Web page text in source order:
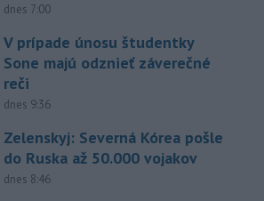
dnes 7:00
V prípade únosu študentky
Sone majú odznieť záverečné
reči
dnes 9:36
Zelenskyj: Severná Kórea pošle
do Ruska až 50.000 vojakov
dnes 8:46